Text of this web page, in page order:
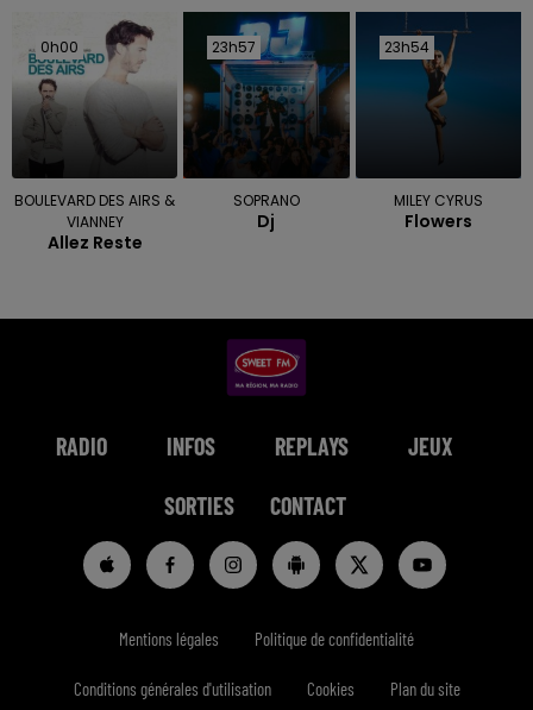
0h00
0h00
BOULEVARD DES AIRS &
VIANNEY
Allez Reste
23h57
23h57
SOPRANO
Dj
23h54
23h54
MILEY CYRUS
Flowers
RADIO INFOS REPLAYS JEUX
SORTIES CONTACT
Mentions légales Politique de confidentialité
Conditions générales d'utilisation Cookies Plan du site